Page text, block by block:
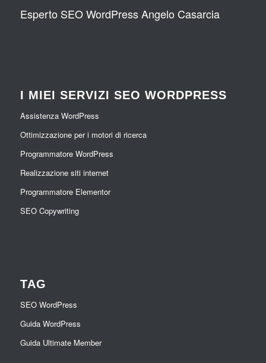
Esperto SEO WordPress Angelo Casarcia
I MIEI SERVIZI SEO WORDPRESS
Assistenza WordPress
Ottimizzazione per i motori di ricerca
Programmatore WordPress
Realizzazione siti internet
Programmatore Elementor
SEO Copywriting
TAG
SEO WordPress
Guida WordPress
Guida Ultimate Member